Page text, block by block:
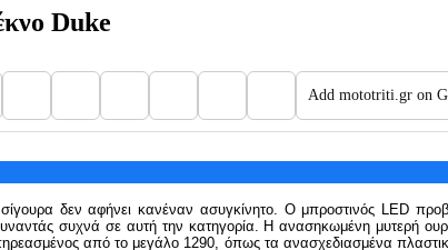
Duke
Add mototriti.gr on
δεν αφήνει κανέναν ασυγκίνητο. Ο μπροστινός LED
συχνά σε αυτή την κατηγορία. Η ανασηκωμένη μυτερή
από το μεγάλο 1290, όπως τα ανασχεδιασμένα